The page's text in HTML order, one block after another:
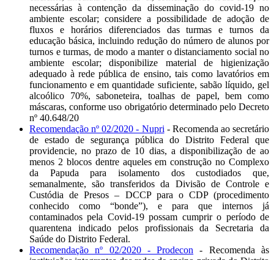
necessárias à contenção da disseminação do covid-19 no
ambiente escolar; considere a possibilidade de adoção de
fluxos e horários diferenciados das turmas e turnos da
educação básica, incluindo redução do número de alunos por
turnos e turmas, de modo a manter o distanciamento social no
ambiente escolar; disponibilize material de higienização
adequado à rede pública de ensino, tais como lavatórios em
funcionamento e em quantidade suficiente, sabão líquido, gel
alcoólico 70%, saboneteira, toalhas de papel, bem como
máscaras, conforme uso obrigatório determinado pelo Decreto
nº 40.648/20
Recomendação nº 02/2020 - Nupri - Recomenda ao secretário
de estado de segurança pública do Distrito Federal que
providencie, no prazo de 10 dias, a disponibilização de ao
menos 2 blocos dentre aqueles em construção no Complexo
da Papuda para isolamento dos custodiados que,
semanalmente, são transferidos da Divisão de Controle e
Custódia de Presos – DCCP para o CDP (procedimento
conhecido como “bonde”), e para que internos já
contaminados pela Covid-19 possam cumprir o período de
quarentena indicado pelos profissionais da Secretaria da
Saúde do Distrito Federal.
Recomendação nº 02/2020 - Prodecon - Recomenda às